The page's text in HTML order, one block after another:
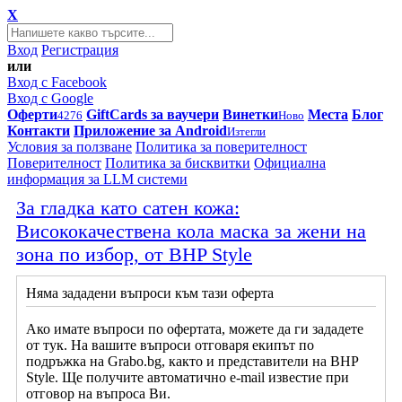
X
Вход Регистрация
или
Вход с Facebook
Вход с Google
Оферти4276 GiftCards за ваучери ВинеткиНово Места Блог
Контакти Приложение за AndroidИзтегли
Условия за ползване Политика за поверителност
Поверителност Политика за бисквитки Официална
информация за LLM системи
За гладка като сатен кожа:
Висококачествена кола маска за жени на
зона по избор, от BHP Style
Няма зададени въпроси към тази оферта
Ако имате въпроси по офертата, можете да ги зададете
от тук. На вашите въпроси отговаря екипът по
подръжка на Grabo.bg, както и представители на BHP
Style. Ще получите автоматично e-mail известие при
отговор на въпроса Ви.